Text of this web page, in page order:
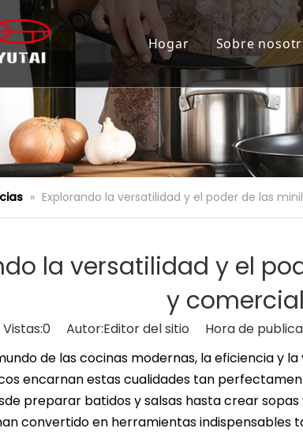
Hogar Sobre
» Explorando la versatilidad y el poder de las
la versatilidad y el
y
Vistas:0 Autor:Editor del sitio Hora de
de las cocinas modernas, la eficiencia y
encarnan estas cualidades tan
preparar batidos y salsas hasta crear
convertido en herramientas indispensables